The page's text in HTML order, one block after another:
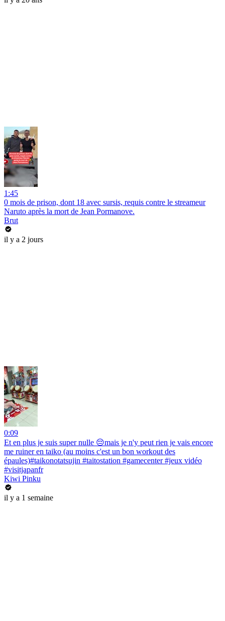
1:45
0 mois de prison, dont 18 avec sursis, requis contre le streameur
Naruto après la mort de Jean Pormanove.
Brut
il y a 2 jours
0:09
Et en plus je suis super nulle 😔mais je n'y peut rien je vais encore
me ruiner en taiko (au moins c'est un bon workout des
épaules)#taikonotatsujin #taitostation #gamecenter #jeux vidéo
#visitjapanfr
Kiwi Pinku
il y a 1 semaine